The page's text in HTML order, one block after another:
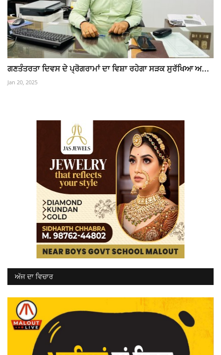
ਗਣਤੰਤਰਤਾ ਦਿਵਸ ਦੇ ਪ੍ਰੋਗਰਾਮਾਂ ਦਾ ਵਿਸ਼ਾ ਰਹੇਗਾ ਸੜਕ ਸੁਰੱਖਿਆ ਅ...
Jan 20, 2025
ਅੱਜ ਦਾ ਵਿਚਾਰ